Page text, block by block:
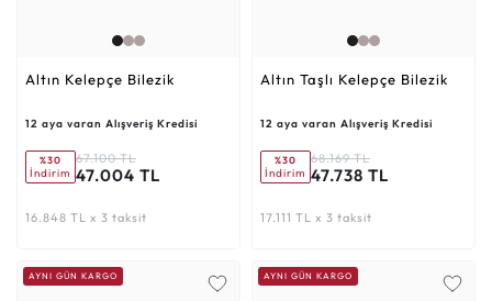
Altın Kelepçe Bilezik
12 aya varan Alışveriş Kredisi
%30
İndirim
67.100 TL
47.004 TL
16.848 TL x 3 taksit
Altın Taşlı Kelepçe Bilezik
12 aya varan Alışveriş Kredisi
%30
İndirim
68.169 TL
47.738 TL
17.111 TL x 3 taksit
AYNI GÜN KARGO AYNI GÜN KARGO